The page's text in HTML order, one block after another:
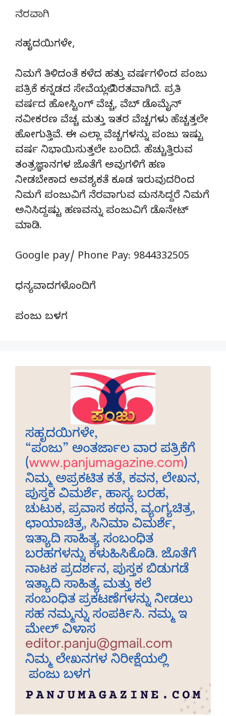
ನೆರವಾಗಿ
ಸಹೃದಯಿಗಳೇ,
ನಿಮಗೆ ತಿಳಿದಂತೆ ಕಳೆದ ಹತ್ತು ವರ್ಷಗಳಿಂದ ಪಂಜು
ಪತ್ರಿಕೆ ಕನ್ನಡದ ಸೇವೆಯಲ್ಲಿ ನಿರತವಾಗಿದೆ. ಪ್ರತಿ
ವರ್ಷದ ಹೋಸ್ಟಿಂಗ್‌ ವೆಚ್ಚ, ವೆಬ್‌ ಡೊಮೈನ್‌
ನವೀಕರಣ ವೆಚ್ಚ ಮತ್ತು ಇತರ ವೆಚ್ಚಗಳು ಹೆಚ್ಚತ್ತಲೇ
ಹೋಗುತ್ತಿವೆ. ಈ ಎಲ್ಲಾ ವೆಚ್ಚಗಳನ್ನು ಪಂಜು ಇಷ್ಟು
ವರ್ಷ ನಿಭಾಯಿಸುತ್ತಲೇ ಬಂದಿದೆ. ಹೆಚ್ಚುತ್ತಿರುವ
ತಂತ್ರಜ್ಞಾನಗಳ ಜೊತೆಗೆ ಅವುಗಳಿಗೆ ಹಣ
ನೀಡಬೇಕಾದ ಅವಶ್ಯಕತೆ ಕೂಡ ಇರುವುದರಿಂದ
ನಿಮಗೆ ಪಂಜುವಿಗೆ ನೆರವಾಗುವ ಮನಸಿದ್ದರೆ ನಿಮಗೆ
ಅನಿಸಿದ್ದಷ್ಟು ಹಣವನ್ನು ಪಂಜುವಿಗೆ ಡೊನೇಟ್‌
ಮಾಡಿ.
Google pay/ Phone Pay: 9844332505
ಧನ್ಯವಾದಗಳೊಂದಿಗೆ
ಪಂಜು ಬಳಗ